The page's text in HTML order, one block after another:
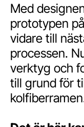
Med
prototypen
vidare till
processen.
verktyg och
till grund för